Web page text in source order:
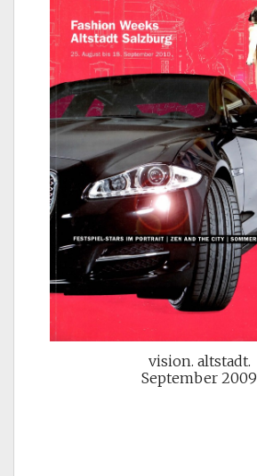
vision. altstadt.
September 2009